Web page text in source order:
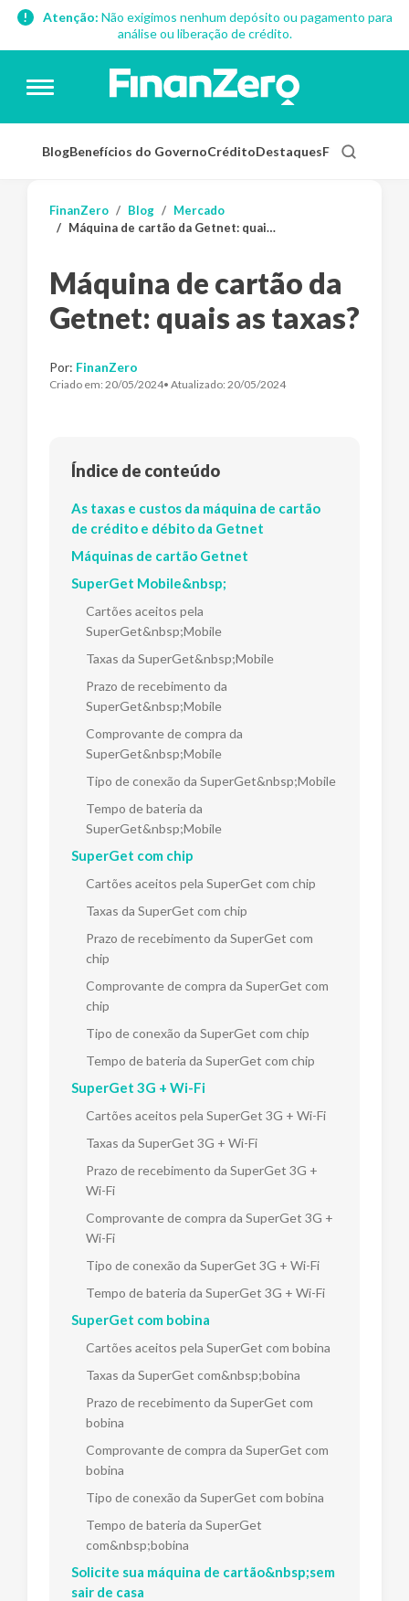
Atenção: Não exigimos nenhum depósito ou pagamento para
análise ou liberação de crédito.
BlogBenefícios do GovernoCréditoDestaquesFinanças
FinanZero Blog
Mercado
Máquina de cartão da Getnet: quais as taxas?
Máquina de cartão da
Getnet: quais as taxas?
Por: FinanZero
Criado em: 20/05/2024• Atualizado: 20/05/2024
Índice de conteúdo
As taxas e custos da máquina de cartão
de crédito e débito da Getnet
Máquinas de cartão Getnet
SuperGet Mobile&nbsp;
Cartões aceitos pela
SuperGet&nbsp;Mobile
Taxas da SuperGet&nbsp;Mobile
Prazo de recebimento da
SuperGet&nbsp;Mobile
Comprovante de compra da
SuperGet&nbsp;Mobile
Tipo de conexão da SuperGet&nbsp;Mobile
Tempo de bateria da
SuperGet&nbsp;Mobile
SuperGet com chip
Cartões aceitos pela SuperGet com chip
Taxas da SuperGet com chip
Prazo de recebimento da SuperGet com
chip
Comprovante de compra da SuperGet com
chip
Tipo de conexão da SuperGet com chip
Tempo de bateria da SuperGet com chip
SuperGet 3G + Wi-Fi
Cartões aceitos pela SuperGet 3G + Wi-Fi
Taxas da SuperGet 3G + Wi-Fi
Prazo de recebimento da SuperGet 3G +
Wi-Fi
Comprovante de compra da SuperGet 3G +
Wi-Fi
Tipo de conexão da SuperGet 3G + Wi-Fi
Tempo de bateria da SuperGet 3G + Wi-Fi
SuperGet com bobina
Cartões aceitos pela SuperGet com bobina
Taxas da SuperGet com&nbsp;bobina
Prazo de recebimento da SuperGet com
bobina
Comprovante de compra da SuperGet com
bobina
Tipo de conexão da SuperGet com bobina
Tempo de bateria da SuperGet
com&nbsp;bobina
Solicite sua máquina de cartão&nbsp;sem
sair de casa